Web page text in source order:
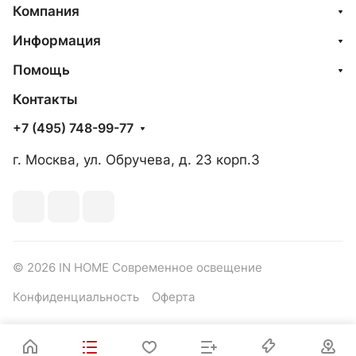
Компания
Информация
Помощь
Контакты
+7 (495) 748-99-77
г. Москва, ул. Обручева, д. 23 корп.3
© 2026 IN HOME Современное освещение
Конфиденциальность Оферта